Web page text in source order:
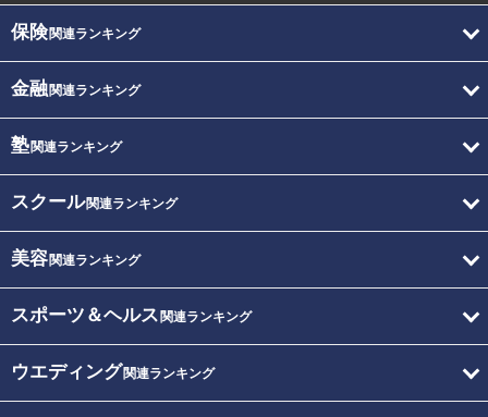
保険関連ランキング
金融関連ランキング
塾関連ランキング
スクール関連ランキング
美容関連ランキング
スポーツ＆ヘルス 関連ランキング
ウエディング関連ランキング